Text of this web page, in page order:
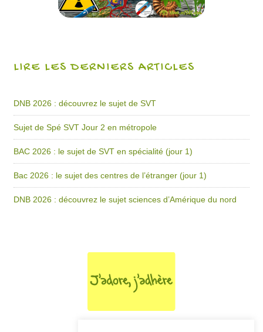
LIRE LES DERNIERS ARTICLES
DNB 2026 : découvrez le sujet de SVT
Sujet de Spé SVT Jour 2 en métropole
BAC 2026 : le sujet de SVT en spécialité (jour 1)
Bac 2026 : le sujet des centres de l’étranger (jour 1)
DNB 2026 : découvrez le sujet sciences d’Amérique du nord